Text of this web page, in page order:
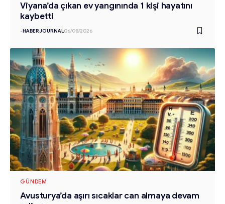
Viyana’da çıkan ev yangınında 1 kişi hayatını
kaybetti
-HABERJOURNAL06/08/2026
GÜNDEM
Avusturya’da aşırı sıcaklar can almaya devam